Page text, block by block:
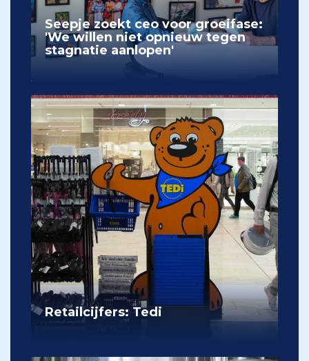
Seepje zoekt ceo voor groeifase:
'We willen niet opnieuw tegen
stagnatie aanlopen'
Retailcijfers: Tedi